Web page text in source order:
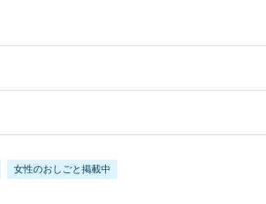
女性のおしごと掲載中